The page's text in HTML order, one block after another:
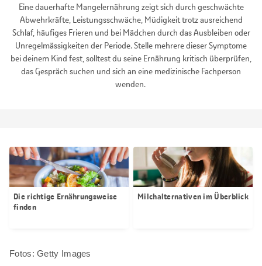
Eine dauerhafte Mangelernährung zeigt sich durch geschwächte
Abwehrkräfte, Leistungsschwäche, Müdigkeit trotz ausreichend
Schlaf, häufiges Frieren und bei Mädchen durch das Ausbleiben oder
Unregelmässigkeiten der Periode. Stelle mehrere dieser Symptome
bei deinem Kind fest, solltest du seine Ernährung kritisch überprüfen,
das Gespräch suchen und sich an eine medizinische Fachperson
wenden.
Die richtige Ernährungsweise
finden
Milchalternativen im Überblick
Fotos: Getty Images